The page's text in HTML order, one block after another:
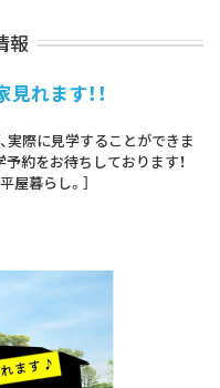
報
れます！！
実際に見学することができま
予約をお待ちしております！
屋暮らし。］